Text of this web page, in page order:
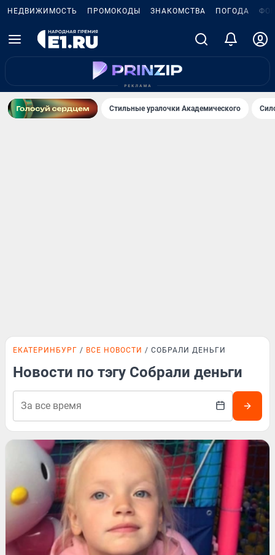
НЕДВИЖИМОСТЬ ПРОМОКОДЫ ЗНАКОМСТВА ПОГОДА
Стильные уралочки Академического
ЕКАТЕРИНБУРГ ВСЕ НОВОСТИ СОБРАЛИ ДЕНЬГИ
Новости по тэгу Собрали деньги